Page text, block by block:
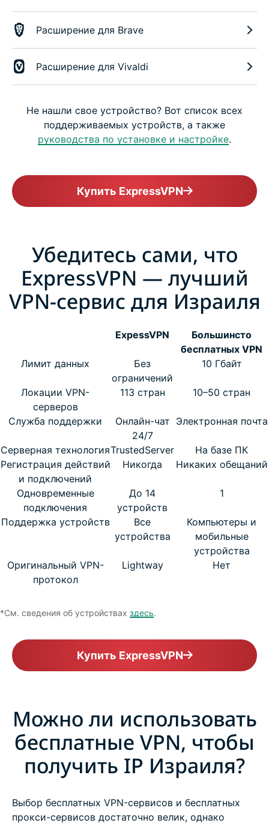
Расширение для Brave
Расширение для Vivaldi
Не нашли свое устройство? Вот список всех
поддерживаемых устройств, а также
руководства по установке и настройке.
Купить ExpressVPN
Убедитесь сами, что
ExpressVPN — лучший
VPN-сервис для Израиля
ExpessVPN
Большинсто
бесплатных VPN
Лимит данных
Без
ограничений
10 Гбайт
Локации VPN-
серверов
113 стран 10–50 стран
Служба поддержки
Онлайн-чат
24/7
Электронная почта
Серверная технологияTrustedServer
На базе ПК
Регистрация действий
и подключений
Никогда Никаких обещаний
Одновременные
подключения
До 14
устройств
1
Поддержка устройств
Все
устройства
Компьютеры и
мобильные
устройства
Оригинальный VPN-
протокол
Lightway Нет
*См. сведения об устройствах здесь.
Купить ExpressVPN
Можно ли использовать
бесплатные VPN, чтобы
получить IP Израиля?
Выбор бесплатных VPN-сервисов и бесплатных
прокси-сервисов достаточно велик, однако